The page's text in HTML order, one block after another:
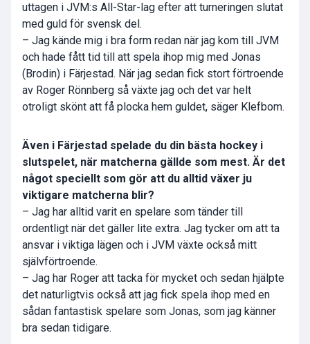
uttagen i JVM:s All-Star-lag efter att turneringen slutat
med guld för svensk del.
– Jag kände mig i bra form redan när jag kom till JVM
och hade fått tid till att spela ihop mig med Jonas
(Brodin) i Färjestad. När jag sedan fick stort förtroende
av Roger Rönnberg så växte jag och det var helt
otroligt skönt att få plocka hem guldet, säger Klefbom.
Även i Färjestad spelade du din bästa hockey i
slutspelet, när matcherna gällde som mest. Är det
något speciellt som gör att du alltid växer ju
viktigare matcherna blir?
– Jag har alltid varit en spelare som tänder till
ordentligt när det gäller lite extra. Jag tycker om att ta
ansvar i viktiga lägen och i JVM växte också mitt
självförtroende.
– Jag har Roger att tacka för mycket och sedan hjälpte
det naturligtvis också att jag fick spela ihop med en
sådan fantastisk spelare som Jonas, som jag känner
bra sedan tidigare.